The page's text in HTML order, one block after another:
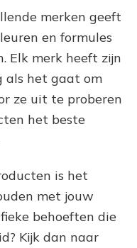
merken geeft
en formules
Elk merk heeft zijn
als het gaat om
ze uit te proberen
het beste
is het
met jouw
behoeften die
Kijk dan naar